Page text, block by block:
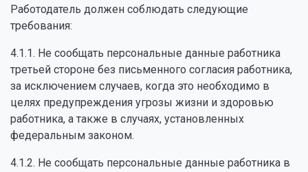
Работодатель должен соблюдать следующие
требования:
4.1.1. Не сообщать персональные данные работника
третьей стороне без письменного согласия работника,
за исключением случаев, когда это необходимо в
целях предупреждения угрозы жизни и здоровью
работника, а также в случаях, установленных
федеральным законом.
4.1.2. Не сообщать персональные данные работника в